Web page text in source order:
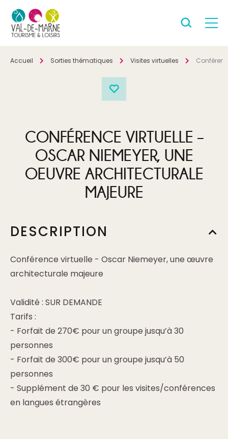
Accueil Sorties thématiques Visites virtuelles
CONFÉRENCE VIRTUELLE –
OSCAR NIEMEYER, UNE
OEUVRE ARCHITECTURALE
MAJEURE
DESCRIPTION
Conférence virtuelle - Oscar Niemeyer, une œuvre
architecturale majeure
Validité : SUR DEMANDE
Tarifs :
- Forfait de 270€ pour un groupe jusqu’à 30
personnes
- Forfait de 300€ pour un groupe jusqu’à 50
personnes
- Supplément de 30 € pour les visites/conférences
en langues étrangères